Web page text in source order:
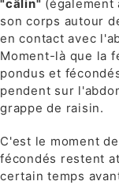
"câlin" (également
son corps autour
en contact avec
Moment-là que la
pondus et
pendent sur
grappe de raisin.
C'est le moment de
fécondés restent
certain temps